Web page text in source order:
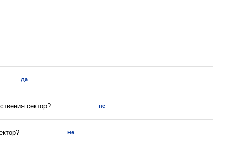
да
сектор? не
не